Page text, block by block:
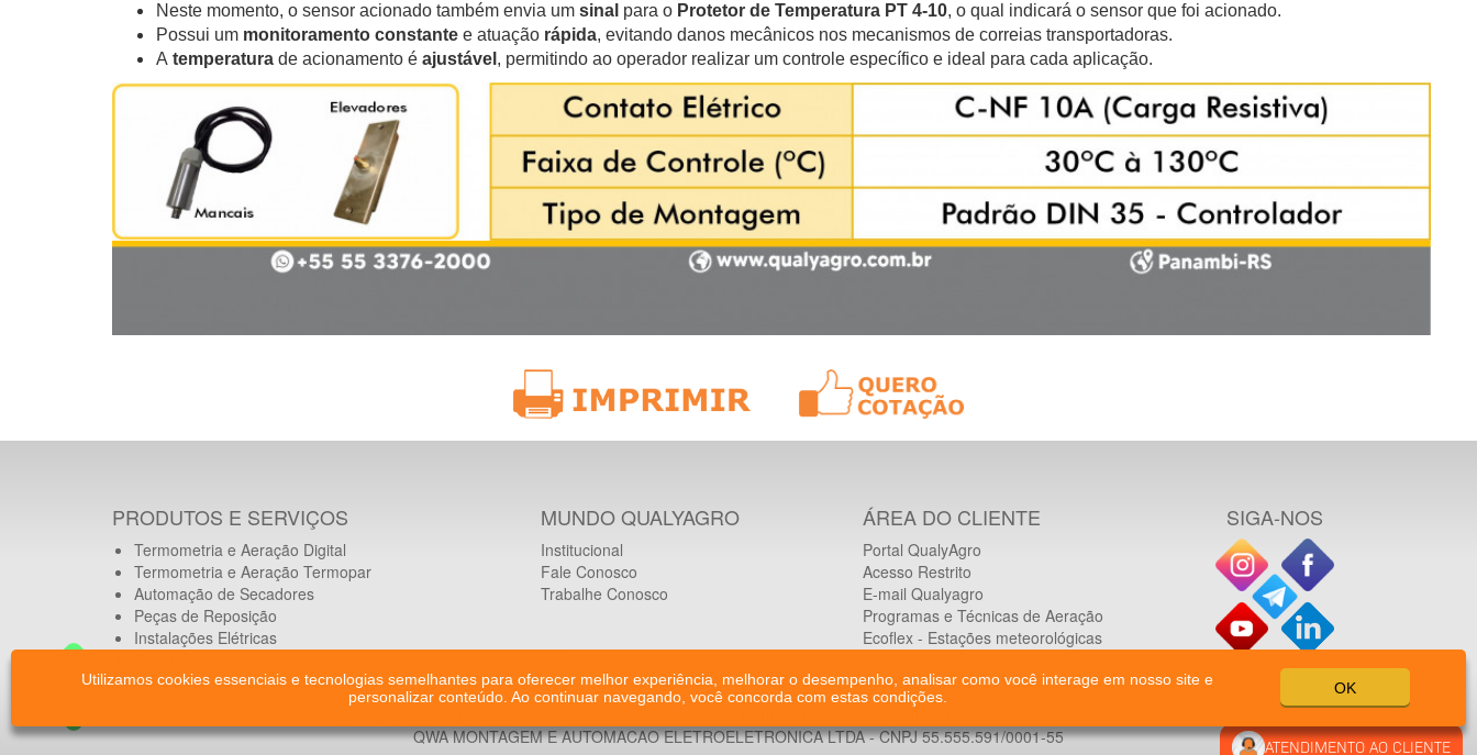
Neste momento, o sensor acionado também envia um sinal para o Protetor de Temperatura PT 4-10, o qual indicará o sensor que foi acionado.
Possui um monitoramento constante e atuação rápida, evitando danos mecânicos nos mecanismos de correias transportadoras.
A temperatura de acionamento é ajustável , permitindo ao operador realizar um controle específico e ideal para cada aplicação.
PRODUTOS E SERVIÇOS
Termometria e Aeração Digital
Termometria e Aeração Termopar
Automação de Secadores
Peças de Reposição
Instalações Elétricas
Equipamentos Eletrônicos
MUNDO QUALYAGRO
Institucional
Fale Conosco
Trabalhe Conosco
ÁREA DO CLIENTE
Portal QualyAgro
Acesso Restrito
E-mail Qualyagro
Programas e Técnicas de Aeração
Ecoflex - Estações meteorológicas
SIGA-NOS
QWA MONTAGEM E AUTOMACAO ELETROELETRONICA LTDA - CNPJ 55.555.591/0001-55
Utilizamos cookies essenciais e tecnologias semelhantes para oferecer melhor experiência, melhorar o desempenho, analisar como você interage em nosso site e
personalizar conteúdo. Ao continuar navegando, você concorda com estas condições.
OK
ATENDIMENTO AO CLIENTE